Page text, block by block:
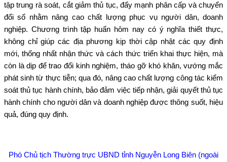
tập trung rà soát, cắt giảm thủ tục, đẩy mạnh phân cấp và chuyển
đổi số nhằm nâng cao chất lượng phục vụ người dân, doanh
nghiệp. Chương trình tập huấn hôm nay có ý nghĩa thiết thực,
không chỉ giúp các địa phương kịp thời cập nhật các quy định
mới, thống nhất nhận thức và cách thức triển khai thực hiện, mà
còn là dịp để trao đổi kinh nghiệm, tháo gỡ khó khăn, vướng mắc
phát sinh từ thực tiễn; qua đó, nâng cao chất lượng công tác kiểm
soát thủ tục hành chính, bảo đảm việc tiếp nhận, giải quyết thủ tục
hành chính cho người dân và doanh nghiệp được thông suốt, hiệu
quả, đúng quy định.
Phó Chủ tịch Thường trực UBND tỉnh Nguyễn Long Biên (ngoài